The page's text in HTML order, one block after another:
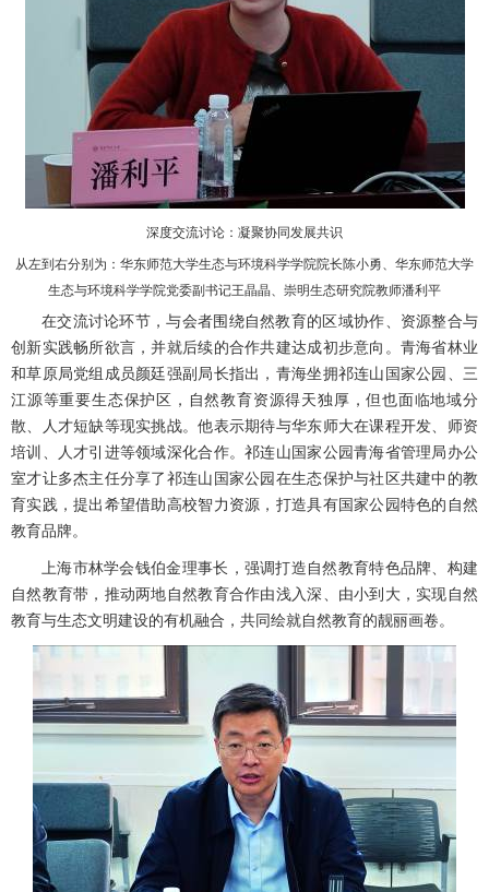
深度交流讨论：凝聚协同发展共识
从左到右分别为：华东师范大学生态与环境科学学院院长陈小勇、华东师范大学
生态与环境科学学院党委副书记王晶晶、崇明生态研究院教师潘利平
在交流讨论环节，与会者围绕自然教育的区域协作、资源整合与
创新实践畅所欲言，并就后续的合作共建达成初步意向。青海省林业
和草原局党组成员颜廷强副局长指出，青海坐拥祁连山国家公园、三
江源等重要生态保护区，自然教育资源得天独厚，但也面临地域分
散、人才短缺等现实挑战。他表示期待与华东师大在课程开发、师资
培训、人才引进等领域深化合作。祁连山国家公园青海省管理局办公
室才让多杰主任分享了祁连山国家公园在生态保护与社区共建中的教
育实践，提出希望借助高校智力资源，打造具有国家公园特色的自然
教育品牌。
上海市林学会钱伯金理事长，强调打造自然教育特色品牌、构建
自然教育带，推动两地自然教育合作由浅入深、由小到大，实现自然
教育与生态文明建设的有机融合，共同绘就自然教育的靓丽画卷。